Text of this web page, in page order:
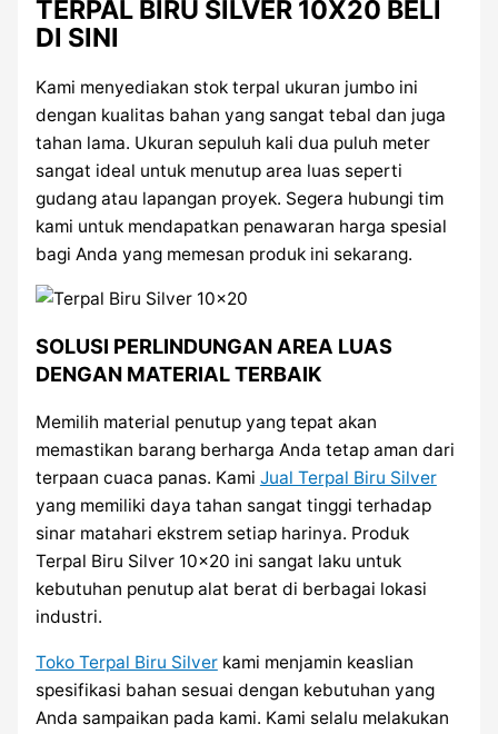
TERPAL BIRU SILVER 10X20 BELI
DI SINI
Kami menyediakan stok terpal ukuran jumbo ini
dengan kualitas bahan yang sangat tebal dan juga
tahan lama. Ukuran sepuluh kali dua puluh meter
sangat ideal untuk menutup area luas seperti
gudang atau lapangan proyek. Segera hubungi tim
kami untuk mendapatkan penawaran harga spesial
bagi Anda yang memesan produk ini sekarang.
SOLUSI PERLINDUNGAN AREA LUAS
DENGAN MATERIAL TERBAIK
Memilih material penutup yang tepat akan
memastikan barang berharga Anda tetap aman dari
terpaan cuaca panas. Kami Jual Terpal Biru Silver
yang memiliki daya tahan sangat tinggi terhadap
sinar matahari ekstrem setiap harinya. Produk
Terpal Biru Silver 10×20 ini sangat laku untuk
kebutuhan penutup alat berat di berbagai lokasi
industri.
Toko Terpal Biru Silverkami menjamin keaslian
spesifikasi bahan sesuai dengan kebutuhan yang
Anda sampaikan pada kami. Kami selalu melakukan